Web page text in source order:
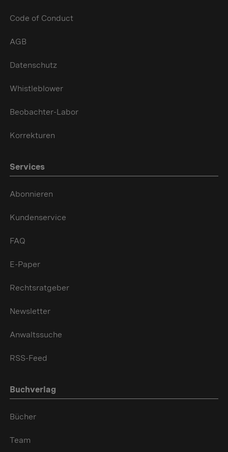
Code of Conduct
AGB
Datenschutz
Whistleblower
Beobachter-Labor
Korrekturen
Services
Abonnieren
Kundenservice
FAQ
E-Paper
Rechtsratgeber
Newsletter
Anwaltssuche
RSS-Feed
Buchverlag
Bücher
Team